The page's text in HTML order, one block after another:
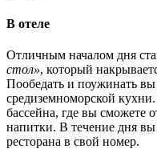
В отеле
Отличным началом дня
стол», который
Пообедать и поужинать
средиземноморской
бассейна, где вы сможете
напитки. В течение дня вы
ресторана в свой номер.